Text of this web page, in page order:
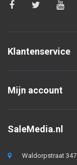
Klantenservice
Mijn account
SaleMedia.nl
Waldorpstraat 347